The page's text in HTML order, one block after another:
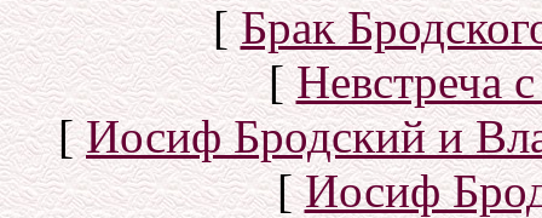
[Брак
[Невстреча
[Иосиф Бродский и
[Иосиф